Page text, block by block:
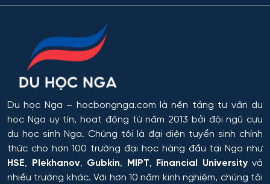
Hoạt động thực thi pháp luật
Hoạt động văn hóa - xã hội
Hàng không dẫn đường và kiểm soát không lưu
Hành chính công
Hóa dược
Hóa dầu và công nghệ sinh học
Du học Nga – hocbongnga.com là nền tảng tư vấn du
học Nga uy tín, hoạt động từ năm 2013 bởi đội ngũ cựu
du học sinh Nga. Chúng tôi là đại diện tuyển sinh chính
thức cho hơn 100 trường đại học hàng đầu tại Nga như
HSE, Plekhanov, Gubkin, MIPT, Financial Universityvà
nhiều trường khác. Với hơn 10 năm kinh nghiệm, chúng tôi